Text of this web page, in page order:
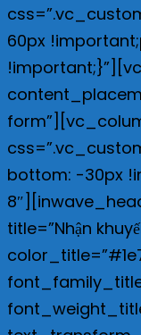
60px
bottom: -30px
title=”Nhận